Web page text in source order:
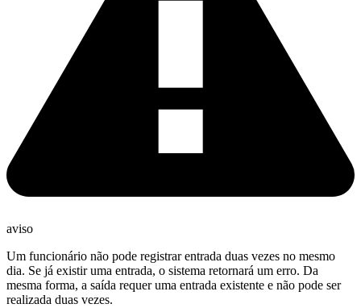
aviso
Um funcionário não pode registrar entrada duas vezes no mesmo
dia. Se já existir uma entrada, o sistema retornará um erro. Da
mesma forma, a saída requer uma entrada existente e não pode ser
realizada duas vezes.